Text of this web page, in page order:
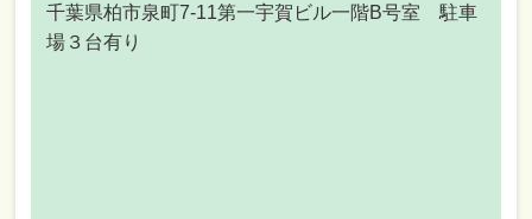
千葉県柏市泉町7-11第一宇賀ビル一階B号室 駐車
場３台有り